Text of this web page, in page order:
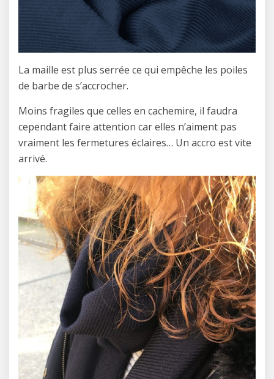
La maille est plus serrée ce qui empêche les poiles
de barbe de s’accrocher.
Moins fragiles que celles en cachemire, il faudra
cependant faire attention car elles n’aiment pas
vraiment les fermetures éclaires… Un accro est vite
arrivé.